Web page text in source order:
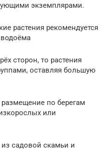
экземплярами.
растения рекомендуется
сторон, то растения
оставляя большую
по берегам
или
из садовой скамьи и